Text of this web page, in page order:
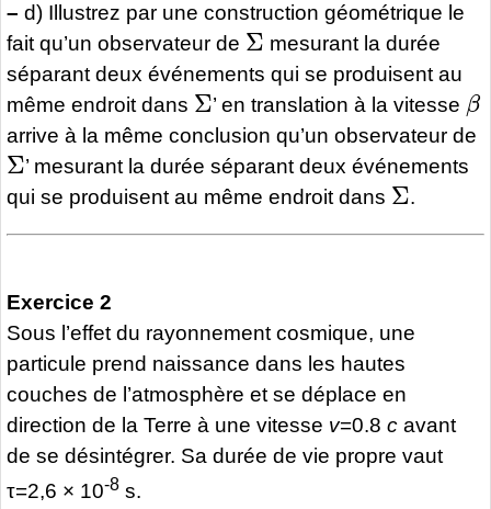
– d) Illustrez par une construction géométrique le
fait qu’un observateur de
Σ
mesurant la durée
séparant deux événements qui se produisent au
même endroit dans
Σ
’ en translation à la vitesse
β
arrive à la même conclusion qu’un observateur de
Σ
’ mesurant la durée séparant deux événements
qui se produisent au même endroit dans
Σ
.
Exercice 2
Sous l’effet du rayonnement cosmique, une
particule prend naissance dans les hautes
couches de l’atmosphère et se déplace en
direction de la Terre à une vitesse v=0.8 c avant
de se désintégrer. Sa durée de vie propre vaut
τ=2,6 × 10-8 s.